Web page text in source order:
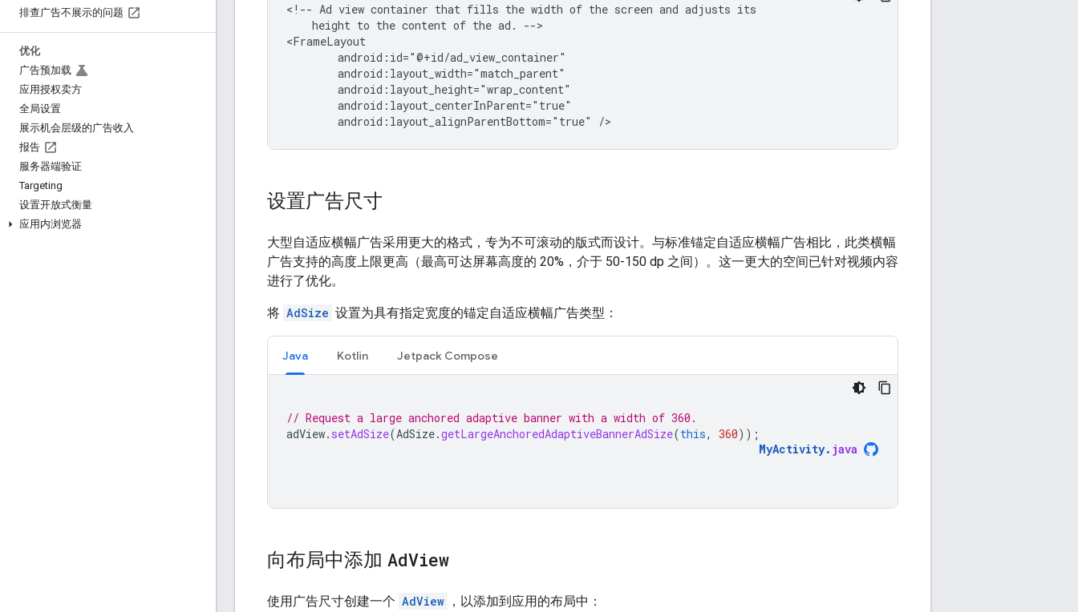
排查广告不展示的问题
优化
广告预加载
应用授权卖方
全局设置
展示机会层级的广告收入
报告
服务器端验证
Targeting
设置开放式衡量
应用内浏览器
<!-- Ad view container that fills the width of the screen and adjusts
height to the content of the ad.
-->
android:layout_alignParentBottom="true"
设置广告尺寸
大型自适应横幅广告采用更大的格式，专为不可滚动的版式而设计。与标准锚定自适应横幅广告相比，此类横幅
广告支持的高度上限更高（最高可达屏幕高度的 20%，介于 50-150 dp 之间）。这一更大的空间已针对视频内容
进行了优化。
将 AdSize 设置为具有指定宽度的锚定自适应横幅广告类型：
Java Kotlin Jetpack Compose
// Request a large anchored adaptive banner with a width of 360.
adView. setAdSize(AdSize.getLargeAnchoredAdaptiveBannerAdSize(this, 360));
MyActivity. java
向布局中添加 AdView
使用广告尺寸创建一个 AdView ，以添加到应用的布局中：